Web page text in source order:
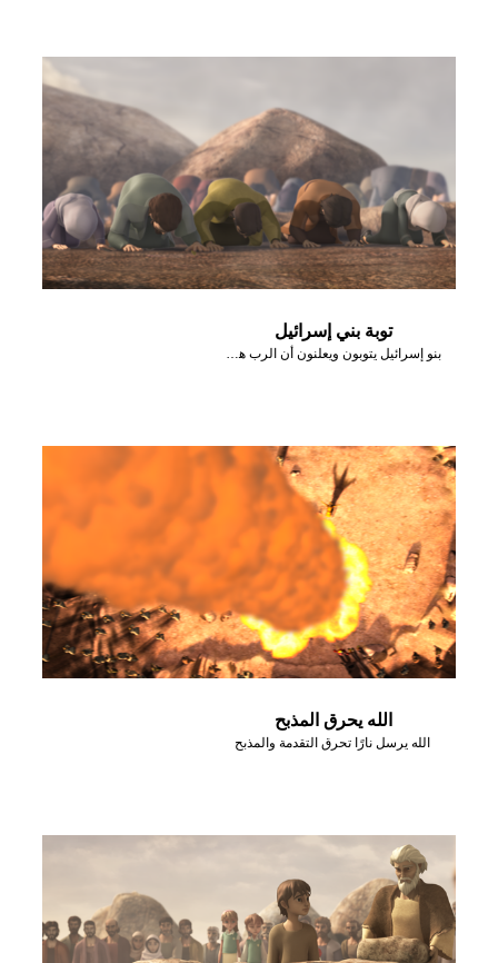
توبة بني إسرائيل
بنو إسرائيل يتوبون ويعلنون أن الرب هو الله بعد أن أرسل نارًا أحرقت المذبح
الله يحرق المذبح
الله يرسل نارًا تحرق التقدمة والمذبح